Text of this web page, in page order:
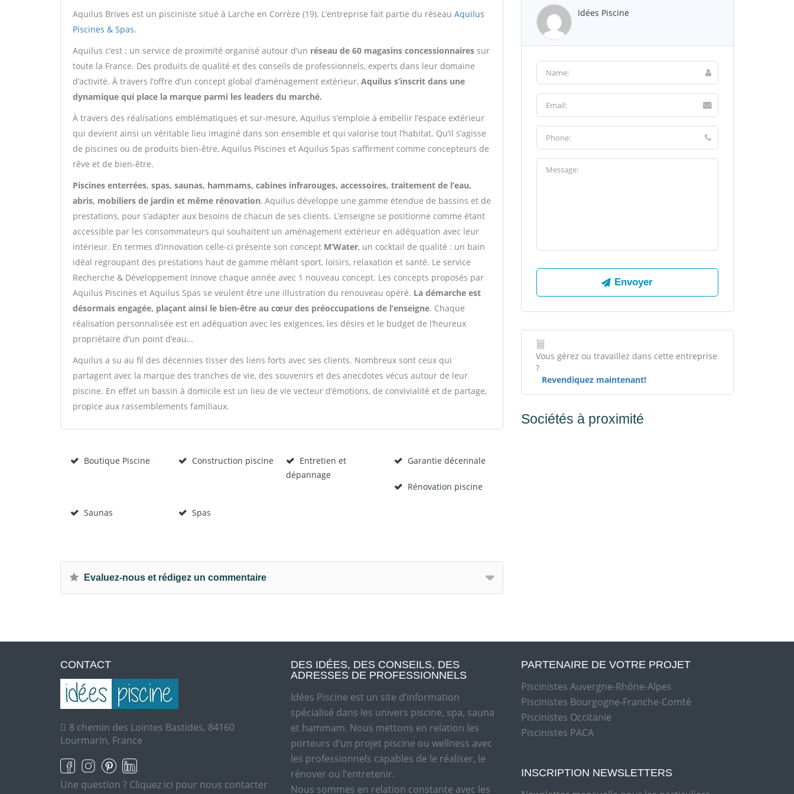
Aquilus Brives est un pisciniste situé à Larche en Corrèze (19). L’entreprise fait partie du réseau Aquilus
Piscines & Spas.
Aquilus c’est : un service de proximité organisé autour d’un réseau de 60 magasins concessionnaires sur
toute la France. Des produits de qualité et des conseils de professionnels, experts dans leur domaine
d’activité. À travers l’offre d’un concept global d’aménagement extérieur, Aquilus s’inscrit dans une
dynamique qui place la marque parmi les leaders du marché.
À travers des réalisations emblématiques et sur-mesure, Aquilus s’emploie à embellir l’espace extérieur
qui devient ainsi un véritable lieu imaginé dans son ensemble et qui valorise tout l’habitat. Qu’il s’agisse
de piscines ou de produits bien-être, Aquilus Piscines et Aquilus Spas s’affirment comme concepteurs de
rêve et de bien-être.
Piscines enterrées, spas, saunas, hammams, cabines infrarouges, accessoires, traitement de l’eau,
abris, mobiliers de jardin et même rénovation, Aquilus développe une gamme étendue de bassins et de
prestations, pour s’adapter aux besoins de chacun de ses clients. L’enseigne se positionne comme étant
accessible par les consommateurs qui souhaitent un aménagement extérieur en adéquation avec leur
intérieur. En termes d’innovation celle-ci présente son concept M’Water, un cocktail de qualité : un bain
idéal regroupant des prestations haut de gamme mêlant sport, loisirs, relaxation et santé. Le service
Recherche & Développement innove chaque année avec 1 nouveau concept. Les concepts proposés par
Aquilus Piscines et Aquilus Spas se veulent être une illustration du renouveau opéré. La démarche est
désormais engagée, plaçant ainsi le bien-être au cœur des préoccupations de l’enseigne. Chaque
réalisation personnalisée est en adéquation avec les exigences, les désirs et le budget de l’heureux
propriétaire d’un point d’eau…
Aquilus a su au fil des décennies tisser des liens forts avec ses clients. Nombreux sont ceux qui
partagent avec la marque des tranches de vie, des souvenirs et des anecdotes vécus autour de leur
piscine. En effet un bassin à domicile est un lieu de vie vecteur d’émotions, de convivialité et de partage,
propice aux rassemblements familiaux.
Boutique Piscine Construction piscine
Entretien et
dépannage
Garantie décennale
Rénovation piscine
Saunas Spas
Evaluez-nous et rédigez un commentaire
Idées Piscine
Vous gérez ou travaillez dans cette entreprise
?
Revendiquez maintenant!
Sociétés à proximité
CONTACT
8 chemin des Lointes Bastides, 84160
Lourmarin, France
Une question ? Cliquez ici pour nous contacter
DES IDÉES, DES CONSEILS, DES
ADRESSES DE PROFESSIONNELS
Idées Piscine est un site d’information
spécialisé dans les univers piscine, spa, sauna
et hammam. Nous mettons en relation les
porteurs d’un projet piscine ou wellness avec
les professionnels capables de le réaliser, le
rénover ou l’entretenir.
Nous sommes en relation constante avec les
PARTENAIRE DE VOTRE PROJET
Piscinistes Auvergne-Rhône-Alpes
Piscinistes Bourgogne-Franche-Comté
Piscinistes Occitanie
Piscinistes PACA
INSCRIPTION NEWSLETTERS